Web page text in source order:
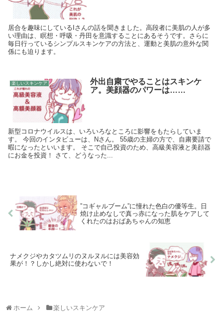
居合を趣味にしているIさんの話を聞きました。高段者に美肌の人が多
い理由は、瞑想・呼吸・丹田を意識することにあるそうです。さらに
毎日行っているシンプルスキンケアの方法と、運動と美肌の意外な関
係にも迫ります。
楽しいスキンケア
外出自粛でやることはスキンケ
ア。美顔器のパワーは……
新型コロナウイルスは、いろいろなところに影響をもたらしていま
す。 今回のインタビューは、Nさん。 55歳の主婦の方で、自粛要請で
暇になったといいます。 そこで自己投資のため、高級美容液と美顔器
にお金を投資！ さて、どうなった...
”コギャルブーム”に憧れた色白の優等生。日
焼け止めなしで真っ赤になった肌をケアして
くれたのはおばあちゃんの知恵
ナメクジやカタツムリのヌルヌルには美容効
果が！？しかし絶対に使わないで！
ホーム 楽しいスキンケア